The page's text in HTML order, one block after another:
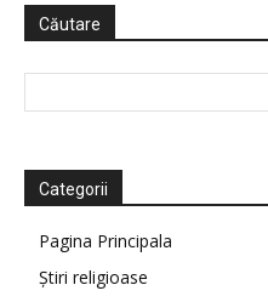
Căutare
Categorii
Pagina Principala
Știri religioase